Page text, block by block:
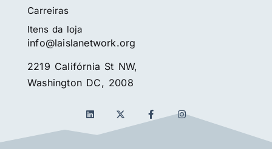
Carreiras
Itens da loja
info@laislanetwork.org
2219 Califórnia St NW,
Washington DC, 2008
L
i
n
k
F
a
I
n